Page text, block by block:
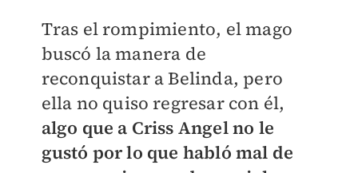
Tras el rompimiento, el mago
buscó la manera de
reconquistar a Belinda, pero
ella no quiso regresar con él,
algo que a Criss Angel no le
gustó por lo que habló mal de